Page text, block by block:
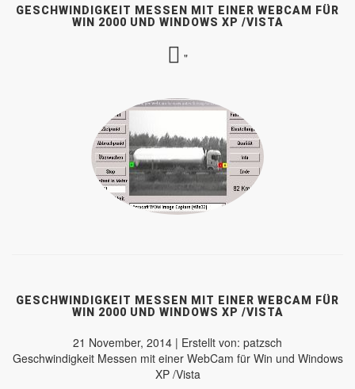
GESCHWINDIGKEIT MESSEN MIT EINER WEBCAM FÜR
WIN 2000 UND WINDOWS XP /VISTA
"
GESCHWINDIGKEIT MESSEN MIT EINER WEBCAM FÜR
WIN 2000 UND WINDOWS XP /VISTA
21 November, 2014 | Erstellt von: patzsch
Geschwindigkeit Messen mit einer WebCam für Win und Windows
XP /Vista